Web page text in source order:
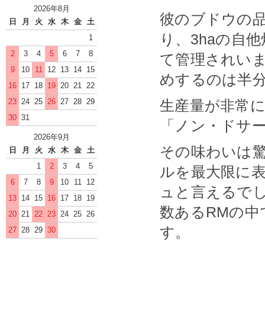
彼のブドウの
り、3haの自
て管理されい
めするのは半
生産量が非常
「ノン・ドサ
その味わいは
ルを最大限に
ュと言えるで
数あるRMの中
す。
2026年8月
日
月 火 水 木 金
土
1
2
3 4 5 6 7
8
9
10 11 12 13 14 15
16 17 18 19 20 21 22
23 24 25 26 27 28 29
30 31
2026年9月
日
月 火 水 木 金
土
1
2 3 4
5
6
7 8 9 10 11
12
13 14 15 16 17 18 19
20 21 22 23 24 25 26
27 28 29 30